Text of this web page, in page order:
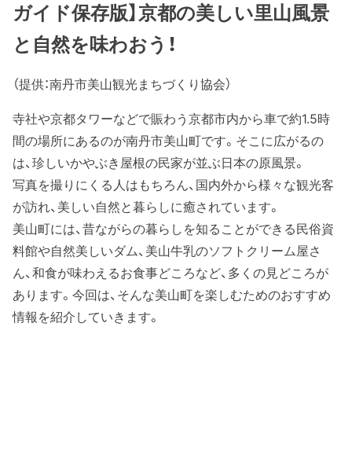
ガイド保存版】京都の美しい里山風景
と自然を味わおう！
（提供：南丹市美山観光まちづくり協会）
寺社や京都タワーなどで賑わう京都市内から車で約1.5時
間の場所にあるのが南丹市美山町です。そこに広がるの
は、珍しいかやぶき屋根の民家が並ぶ日本の原風景。
写真を撮りにくる人はもちろん、国内外から様々な観光客
が訪れ、美しい自然と暮らしに癒されています。
美山町には、昔ながらの暮らしを知ることができる民俗資
料館や自然美しいダム、美山牛乳のソフトクリーム屋さ
ん、和食が味わえるお食事どころなど、多くの見どころが
あります。今回は、そんな美山町を楽しむためのおすすめ
情報を紹介していきます。